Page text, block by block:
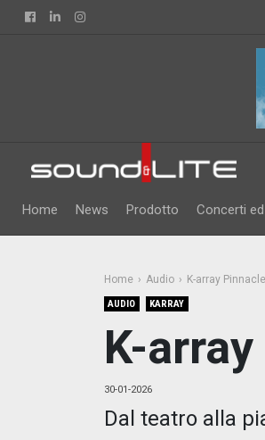
FacebookLinkedin
Home News Prodotto Concerti
Home Audio K-array Pinnacle
AUDIO KARRAY
K-
30-01-2026
Dal teatro alla